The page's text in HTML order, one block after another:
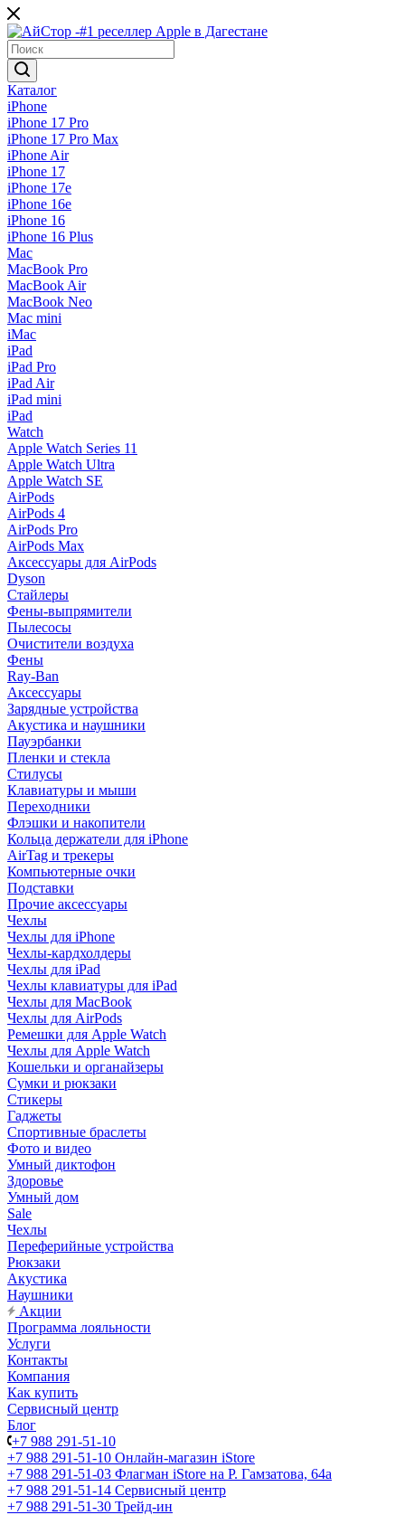
Каталог
iPhone
iPhone 17 Pro
iPhone 17 Pro Max
iPhone Air
iPhone 17
iPhone 17e
iPhone 16e
iPhone 16
iPhone 16 Plus
Mac
MacBook Pro
MacBook Air
MacBook Neo
Mac mini
iMac
iPad
iPad Pro
iPad Air
iPad mini
iPad
Watch
Apple Watch Series 11
Apple Watch Ultra
Apple Watch SE
AirPods
AirPods 4
AirPods Pro
AirPods Max
Аксессуары для AirPods
Dyson
Стайлеры
Фены-выпрямители
Пылесосы
Очистители воздуха
Фены
Ray-Ban
Аксессуары
Зарядные устройства
Акустика и наушники
Пауэрбанки
Пленки и стекла
Стилусы
Клавиатуры и мыши
Переходники
Флэшки и накопители
Кольца держатели для iPhone
AirTag и трекеры
Компьютерные очки
Подставки
Прочие аксессуары
Чехлы
Чехлы для iPhone
Чехлы-кардхолдеры
Чехлы для iPad
Чехлы клавиатуры для iPad
Чехлы для MacBook
Чехлы для AirPods
Ремешки для Apple Watch
Чехлы для Apple Watch
Кошельки и органайзеры
Сумки и рюкзаки
Стикеры
Гаджеты
Спортивные браслеты
Фото и видео
Умный диктофон
Здоровье
Умный дом
Sale
Чехлы
Переферийные устройства
Рюкзаки
Акустика
Наушники
Акции
Программа лояльности
Услуги
Контакты
Компания
Как купить
Сервисный центр
Блог
+7 988 291-51-10
+7 988 291-51-10 Онлайн-магазин iStore
+7 988 291-51-03 Флагман iStore на Р. Гамзатова, 64а
+7 988 291-51-14 Сервисный центр
+7 988 291-51-30 Трейд-ин